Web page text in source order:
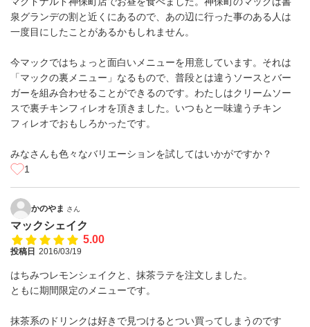
泉グランデの割と近くにあるので、あの辺に行った事のある人は
一度目にしたことがあるかもしれません。
今マックではちょっと面白いメニューを用意しています。それは
「マックの裏メニュー」なるもので、普段とは違うソースとバー
ガーを組み合わせることができるのです。わたしはクリームソー
スで裏チキンフィレオを頂きました。いつもと一味違うチキン
フィレオでおもしろかったです。
みなさんも色々なバリエーションを試してはいかがですか？
1
かのやま さん
マックシェイク
5.00
投稿日 2016/03/19
はちみつレモンシェイクと、抹茶ラテを注文しました。
ともに期間限定のメニューです。
抹茶系のドリンクは好きで見つけるとつい買ってしまうのです